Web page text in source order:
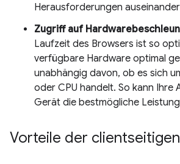
Herausforderungen
Zugriff auf
Laufzeit des Browsers ist so
verfügbare Hardware optimal
unabhängig davon, ob es sich
oder CPU handelt. So kann Ihre
Gerät die bestmögliche
Vorteile der